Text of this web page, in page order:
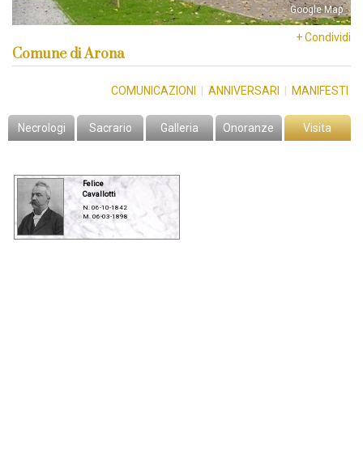
Google Map
+ Condividi
Comune di Arona
COMUNICAZIONI ANNIVERSARI MANIFESTI
Necrologi Sacrario Galleria Onoranze Visita
Felice
Cavallotti
N. 06-10-1842
M. 06-03-1898